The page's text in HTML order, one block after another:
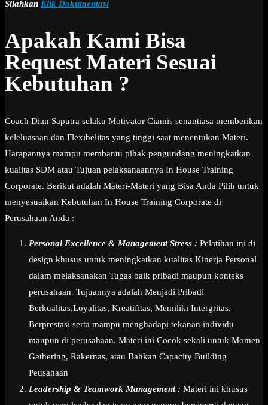
Silahkan Klik Dokumentasi
Apakah Kami Bisa
Request Materi Sesuai
Kebutuhan ?
Coach Dian Saputra selaku Motivator Ciamis senantiasa memberikan
keleluasaan dan Flexibelitas yang tinggi saat menentukan Materi.
Harapannya mampu membantu pihak pengundang meningkatkan
kualitas SDM atau Tujuan pelaksanaannya In House Training
Corporate. Berikut adalah Materi-Materi yang Bisa Anda Pilih untuk
menyesuaikan Kebutuhan In House Training Corporate di
Perusahaan Anda :
Personal Excellence & Management Stress : Pelatihan ini di
design khusus untuk meningkatkan kualitas Kinerja Personal
dalam melaksanakan Tugas baik pribadi maupun konteks
perusahaan. Tujuannya adalah Menjadi Pribadi
Berkualitas,Loyalitas, Kreatifitas, Memiliki Intergritas,
Berprestasi serta mampu menghadapi tekanan individu
maupun di perusahaan. Materi ini Cocok sekali untuk Momen
Gathering, Rakernas, atau Bahkan Capacity Building
Peusahaan
Leadership & Teamwork Management : Materi ini khusus